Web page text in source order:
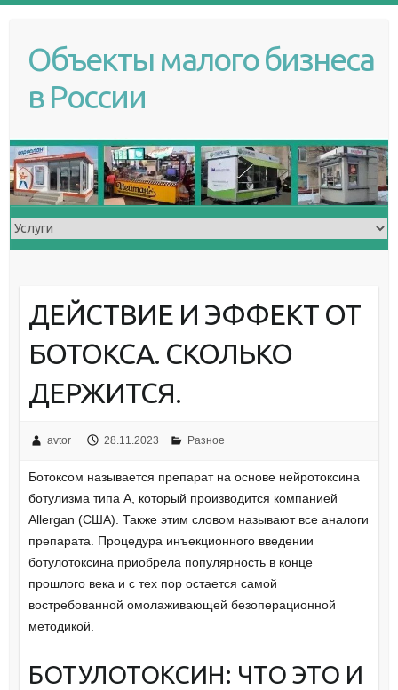
Объекты малого бизнеса
в России
ДЕЙСТВИЕ И ЭФФЕКТ ОТ
БОТОКСА. СКОЛЬКО
ДЕРЖИТСЯ.
avtor 28.11.2023 Разное
Ботоксом называется препарат на основе нейротоксина
ботулизма типа А, который производится компанией
Allergan (США). Также этим словом называют все аналоги
препарата. Процедура инъекционного введении
ботулотоксина приобрела популярность в конце
прошлого века и с тех пор остается самой
востребованной омолаживающей безоперационной
методикой.
БОТУЛОТОКСИН: ЧТО ЭТО И